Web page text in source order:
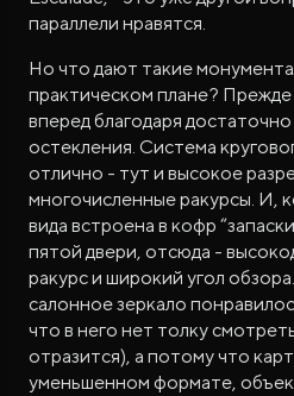
параллели нравятся.
Но что дают такие
практическом плане?
вперед благодаря
остекления. Система
отлично - тут и высокое
многочисленные ракурсы. И,
вида встроена в кофр
пятой двери, отсюда -
ракурс и широкий угол
салонное зеркало
что в него нет толку
отразится), а потому что
уменьшенном формате,